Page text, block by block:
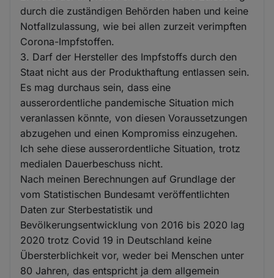
durch die zuständigen Behörden haben und keine
Notfallzulassung, wie bei allen zurzeit verimpften
Corona-Impfstoffen.
3. Darf der Hersteller des Impfstoffs durch den
Staat nicht aus der Produkthaftung entlassen sein.
Es mag durchaus sein, dass eine
ausserordentliche pandemische Situation mich
veranlassen könnte, von diesen Voraussetzungen
abzugehen und einen Kompromiss einzugehen.
Ich sehe diese ausserordentliche Situation, trotz
medialen Dauerbeschuss nicht.
Nach meinen Berechnungen auf Grundlage der
vom Statistischen Bundesamt veröffentlichten
Daten zur Sterbestatistik und
Bevölkerungsentwicklung von 2016 bis 2020 lag
2020 trotz Covid 19 in Deutschland keine
Übersterblichkeit vor, weder bei Menschen unter
80 Jahren, das entspricht ja dem allgemein